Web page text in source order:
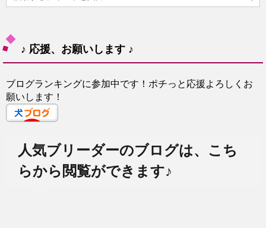
♪ 応援、お願いします ♪
ブログランキングに参加中です！ポチっと応援よろしくお
願いします！
人気ブリーダーのブログは、こち
らから閲覧ができます♪